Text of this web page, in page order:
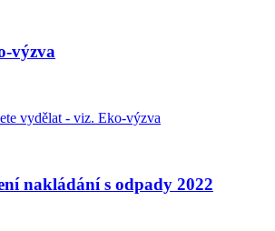
výzva
vydělat - viz. Eko-výzva
nakládání s odpady 2022